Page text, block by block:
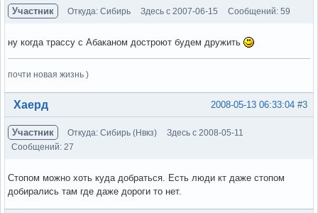
Участник Откуда: Сибирь Здесь с 2007-06-15 Сообщений: 59
ну когда трассу с Абаканом достроют будем дружить
почти новая жизнь )
Вне форума #3
2008-05-13 06:33:04
Хаерд
Участник Откуда: Сибирь (Нвкз)
Здесь с 2008-05-11
Сообщений: 27
Стопом можно хоть куда добраться. Есть люди кт даже стопом
добирались там где даже дороги то нет.